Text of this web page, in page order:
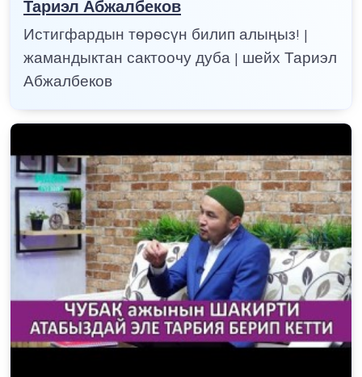
Тариэл Абжалбеков
Истигфардын тѳрѳсүн билип алыңыз! |
жамандыктан сактоочу дуба | шейх Тариэл
Абжалбеков